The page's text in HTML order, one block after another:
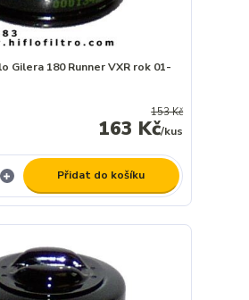
Gilera 180 Runner VXR rok 01-
153 Kč
163 Kč/kus
Přidat do košíku